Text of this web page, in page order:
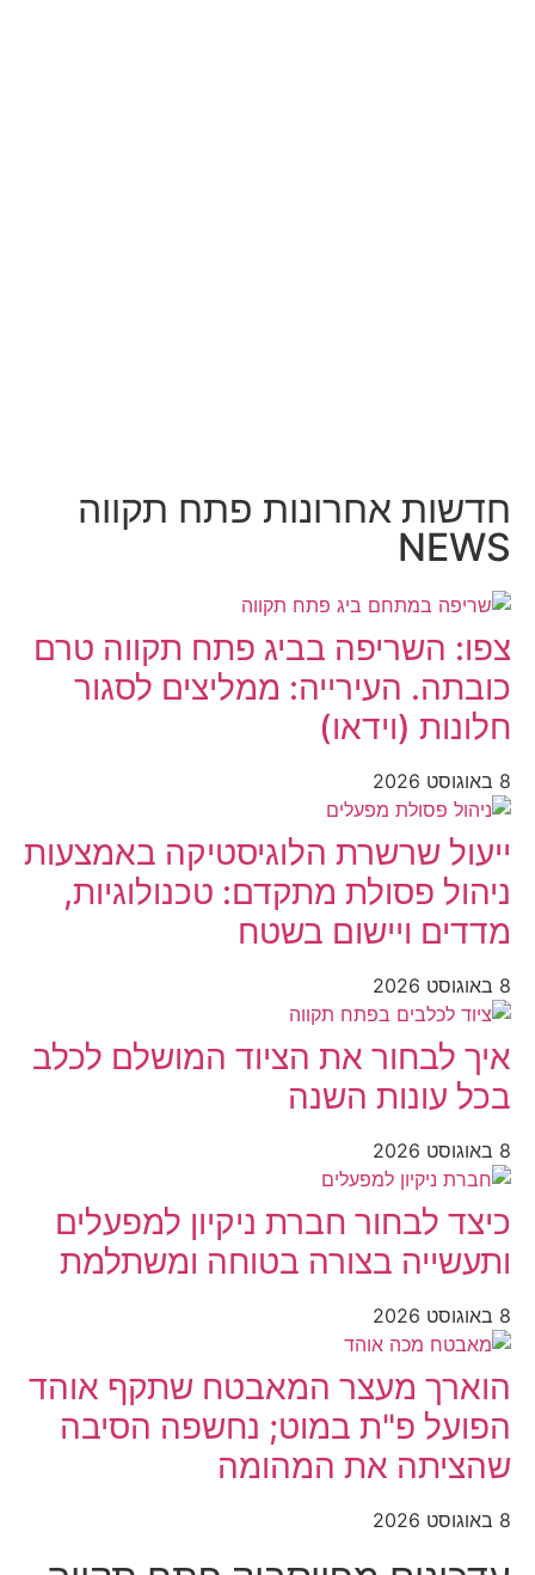
חדשות אחרונות פתח תקווה
NEWS
צפו: השריפה בביג פתח תקווה טרם
כובתה. העירייה: ממליצים לסגור
חלונות (וידאו)
8 באוגוסט 2026
ייעול שרשרת הלוגיסטיקה באמצעות
ניהול פסולת מתקדם: טכנולוגיות,
מדדים ויישום בשטח
8 באוגוסט 2026
איך לבחור את הציוד המושלם לכלב
בכל עונות השנה
8 באוגוסט 2026
כיצד לבחור חברת ניקיון למפעלים
ותעשייה בצורה בטוחה ומשתלמת
8 באוגוסט 2026
הוארך מעצר המאבטח שתקף אוהד
הפועל פ"ת במוט; נחשפה הסיבה
שהציתה את המהומה
8 באוגוסט 2026